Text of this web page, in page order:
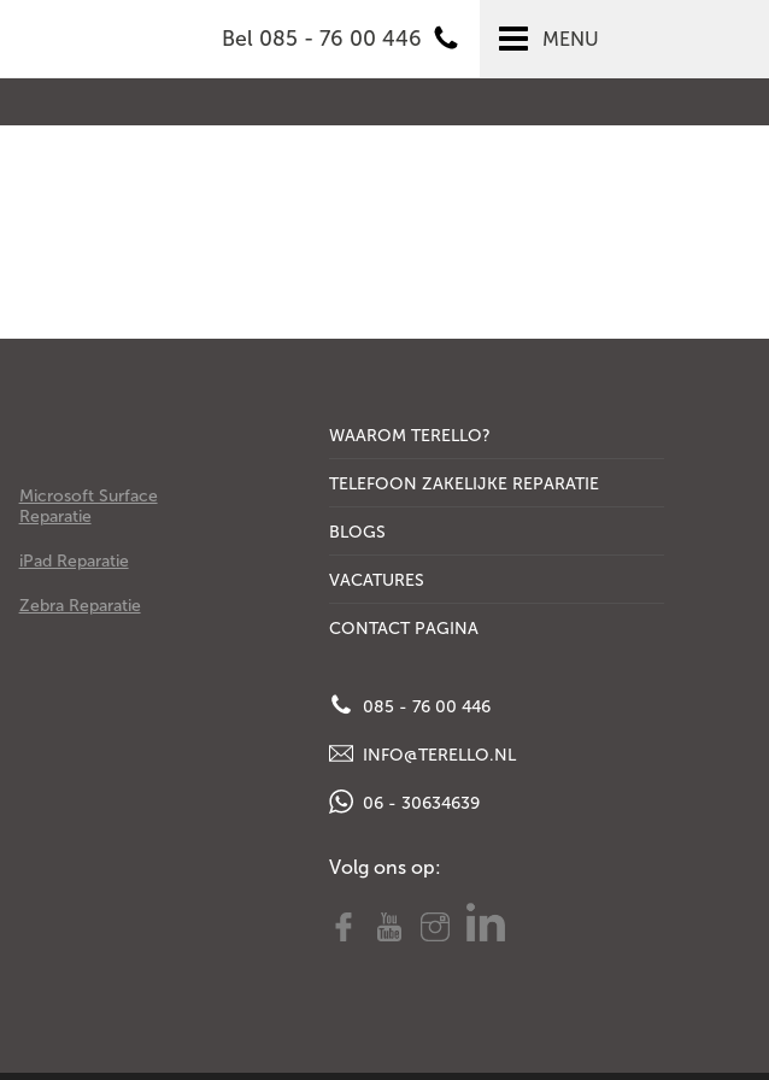
Bel 085 - 76 00 446 MENU
Microsoft Surface
Reparatie
iPad Reparatie
Zebra Reparatie
WAAROM TERELLO?
TELEFOON ZAKELIJKE REPARATIE
BLOGS
VACATURES
CONTACT PAGINA
085 - 76 00 446
INFO@TERELLO.NL
06 - 30634639
Volg ons op: